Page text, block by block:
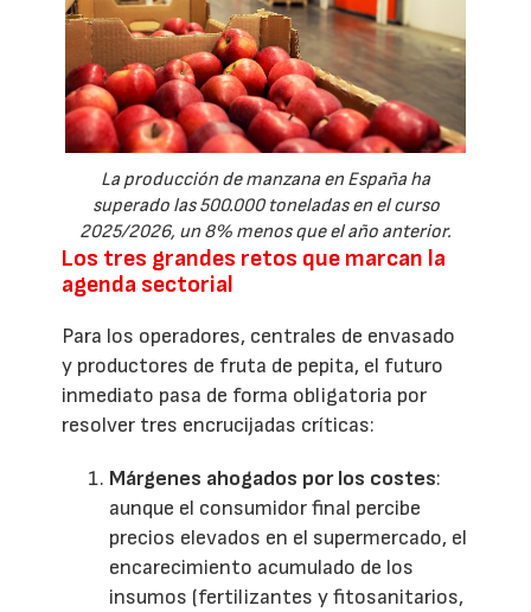
La producción de manzana en España ha
superado las 500.000 toneladas en el curso
2025/2026, un 8% menos que el año anterior.
Los tres grandes retos que marcan la
agenda sectorial
Para los operadores, centrales de envasado
y productores de fruta de pepita, el futuro
inmediato pasa de forma obligatoria por
resolver tres encrucijadas críticas:
Márgenes ahogados por los costes:
aunque el consumidor final percibe
precios elevados en el supermercado, el
encarecimiento acumulado de los
insumos (fertilizantes y fitosanitarios,